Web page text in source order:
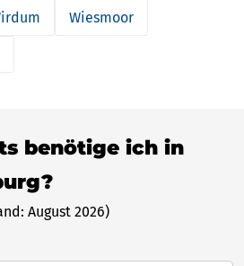
Wiesmoor
benötige ich in
August 2026)